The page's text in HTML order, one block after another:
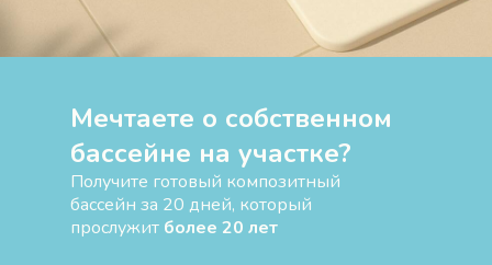
Мечтаете о собственном
бассейне на участке?
Получите готовый композитный
бассейн за 20 дней, который
прослужит более 20 лет